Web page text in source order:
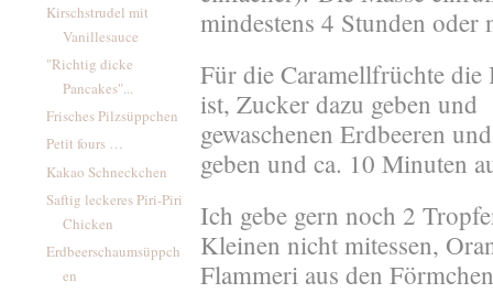
Kirschstrudel mit
Vanillesauce
"Richtig dicke
Pancakes"...
Frisches Pilzsüppchen
Petit fours …
Kakao Schneckchen
Saftig leckeres Piri-Piri
Chicken
Erdbeerschaumsüppch
en
mindestens 4 Stunden oder
Für die Caramellfrüchte die
ist, Zucker dazu geben
gewaschenen Erdbeeren
geben und ca. 10 Minuten
Ich gebe gern noch 2
Kleinen nicht mitessen,
Flammeri aus den